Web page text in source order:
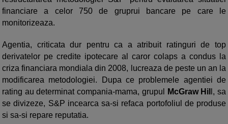
financiare a celor 750 de gruprui bancare pe care le
monitorizeaza.
Agentia, criticata dur pentru ca a atribuit ratinguri de top
derivatelor pe credite ipotecare al caror colaps a condus la
criza financiara mondiala din 2008, lucreaza de peste un an la
modificarea metodologiei. Dupa ce problemele agentiei de
rating au determinat compania-mama, grupul
McGraw Hil l, sa
se divizeze, S&P incearca sa-si refaca portofoliul de produse
si sa-si repare reputatia.